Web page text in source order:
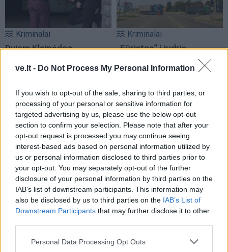
ve.lt - Do Not Process My Personal Information
If you wish to opt-out of the sale, sharing to third parties, or
processing of your personal or sensitive information for
targeted advertising by us, please use the below opt-out
section to confirm your selection. Please note that after your
opt-out request is processed you may continue seeing
interest-based ads based on personal information utilized by
us or personal information disclosed to third parties prior to
your opt-out. You may separately opt-out of the further
disclosure of your personal information by third parties on the
IAB’s list of downstream participants. This information may
also be disclosed by us to third parties on the IAB’s List of
Downstream Participants that may further disclose it to other
Personal Data Processing Opt Outs
Kriminalai
Dviem Klaipėdos
pagrobimą ir platinimą –
Kriminalai
„Fūristas“ į judrią
rankinio“: vilkiko
į orą(7)
Kriminalai
Niekšui panižo rankos:
sumušė sugyventinę, o
Kriminalai
Traukia it bites prie
medaus: kurorte vėl